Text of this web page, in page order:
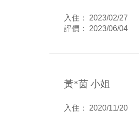
入住： 2023/02/27
評價： 2023/06/04
黃*茵 小姐
入住： 2020/11/20